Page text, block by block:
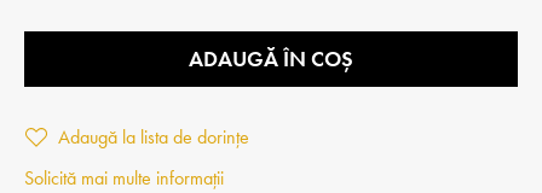
ADAUGĂ ÎN COȘ
Adaugă la lista de dorințe
Solicită mai multe informații